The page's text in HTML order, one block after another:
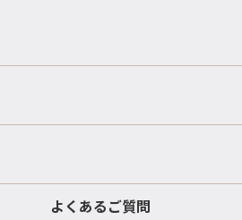
よくあるご質問